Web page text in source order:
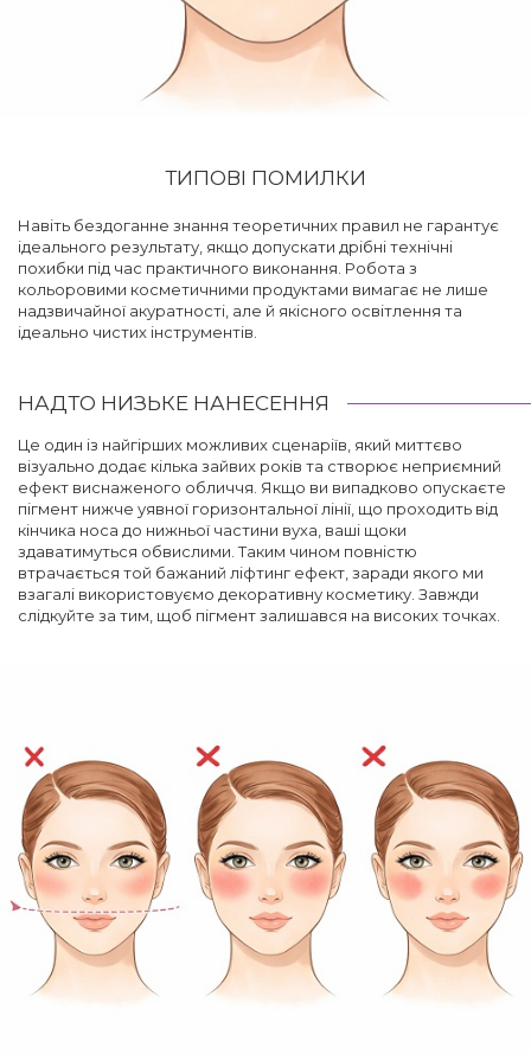
ТИПОВІ ПОМИЛКИ
Навіть бездоганне знання теоретичних правил не гарантує
ідеального результату, якщо допускати дрібні технічні
похибки під час практичного виконання. Робота з
кольоровими косметичними продуктами вимагає не лише
надзвичайної акуратності, але й якісного освітлення та
ідеально чистих інструментів.
НАДТО НИЗЬКЕ НАНЕСЕННЯ
Це один із найгірших можливих сценаріїв, який миттєво
візуально додає кілька зайвих років та створює неприємний
ефект виснаженого обличчя. Якщо ви випадково опускаєте
пігмент нижче уявної горизонтальної лінії, що проходить від
кінчика носа до нижньої частини вуха, ваші щоки
здаватимуться обвислими. Таким чином повністю
втрачається той бажаний ліфтинг ефект, заради якого ми
взагалі використовуємо декоративну косметику. Завжди
слідкуйте за тим, щоб пігмент залишався на високих точках.